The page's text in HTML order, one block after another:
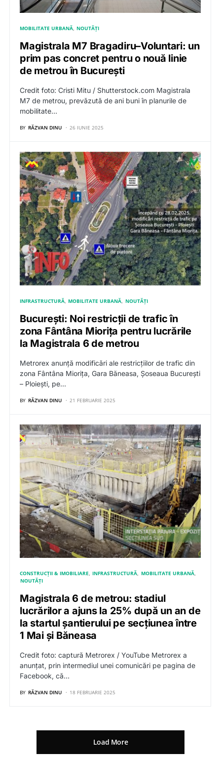
MOBILITATE URBANĂ NOUTĂȚI
Magistrala M7 Bragadiru–Voluntari: un
prim pas concret pentru o nouă linie
de metrou în București
Credit foto: Cristi Mitu / Shutterstock.com Magistrala
M7 de metrou, prevăzută de ani buni în planurile de
mobilitate…
BY RĂZVAN DINU 26 IUNIE 2025
INFRASTRUCTURĂ MOBILITATE URBANĂ NOUTĂȚI
București: Noi restricții de trafic în
zona Fântâna Miorița pentru lucrările
la Magistrala 6 de metrou
Metrorex anunță modificări ale restricțiilor de trafic din
zona Fântâna Miorița, Gara Băneasa, Șoseaua București
– Ploiești, pe…
BY RĂZVAN DINU 21 FEBRUARIE 2025
CONSTRUCȚII & IMOBILIARE INFRASTRUCTURĂ MOBILITATE URBANĂ
NOUTĂȚI
Magistrala 6 de metrou: stadiul
lucrărilor a ajuns la 25% după un an de
la startul șantierului pe secțiunea între
1 Mai și Băneasa
Credit foto: captură Metrorex / YouTube Metrorex a
anunțat, prin intermediul unei comunicări pe pagina de
Facebook, că…
BY RĂZVAN DINU 18 FEBRUARIE 2025
Load More